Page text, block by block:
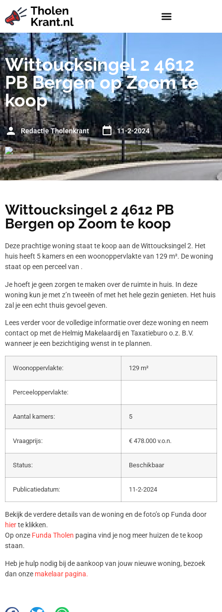
Wittoucksingel 2 4612
PB Bergen op Zoom te
koop
Redactie Tholenkrant 11-2-2024
Wittoucksingel 2 4612 PB
Bergen op Zoom te koop
Deze prachtige woning staat te koop aan de Wittoucksingel 2. Het
huis heeft 5 kamers en een woonoppervlakte van 129 m². De woning
staat op een perceel van .
Je hoeft je geen zorgen te maken over de ruimte in huis. In deze
woning kun je met z’n tweeën of met het hele gezin genieten. Het huis
zal je een echt thuis gevoel geven.
Lees verder voor de volledige informatie over deze woning en neem
contact op met de Helmig Makelaardij en Taxatieburo o.z. B.V.
wanneer je een bezichtiging wenst in te plannen.
Woonoppervlakte: 129 m²
Perceeloppervlakte:
Aantal kamers: 5
Vraagprijs: € 478.000 v.o.n.
Status: Beschikbaar
Publicatiedatum: 11-2-2024
Bekijk de verdere details van de woning en de foto’s op Funda door
hierte klikken.
Op onze Funda Tholen pagina vind je nog meer huizen de te koop
staan.
Heb je hulp nodig bij de aankoop van jouw nieuwe woning, bezoek
dan onze makelaar pagina.